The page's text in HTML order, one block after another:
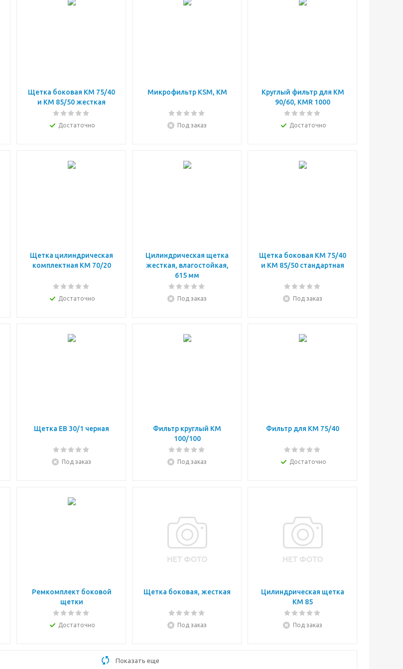
Щетка боковая КМ 75/40
и КМ 85/50 жесткая
Достаточно
Микрофильтр KSM, KM
Под заказ
Круглый фильтр для KM
90/60, KMR 1000
Достаточно
Щетка цилиндрическая
комплектная КМ 70/20
Достаточно
Цилиндрическая щетка
жесткая, влагостойкая,
615 мм
Под заказ
Щетка боковая КМ 75/40
и КМ 85/50 стандартная
Под заказ
Щетка EB 30/1 черная
Под заказ
Фильтр круглый КМ
100/100
Под заказ
Фильтр для КМ 75/40
Достаточно
Ремкомплект боковой
щетки
Достаточно
Щетка боковая, жесткая
Под заказ
Цилиндрическая щетка
КМ 85
Под заказ
Показать еще